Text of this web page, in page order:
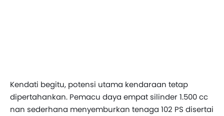
Kendati begitu, potensi utama kendaraan tetap
dipertahankan. Pemacu daya empat silinder 1.500 cc
nan sederhana menyemburkan tenaga 102 PS disertai